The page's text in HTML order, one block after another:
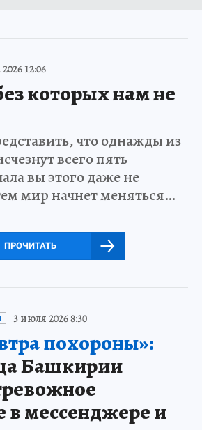
12:06
которых нам не
что однажды из
всего пять
вы этого даже не
мир начнет меняться…
ПРОЧИТАТЬ
3 июля 2026 8:30
похороны»:
Башкирии
в мессенджере и